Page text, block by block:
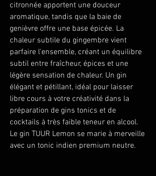
citronnée apportent une douceur
aromatique, tandis que la baie de
genièvre offre une base épicée. La
chaleur subtile du gingembre vient
parfaire l'ensemble, créant un équilibre
subtil entre fraîcheur, épices et une
légère sensation de chaleur. Un gin
élégant et pétillant, idéal pour laisser
libre cours à votre créativité dans la
préparation de gins tonics et de
cocktails à très faible teneur en alcool.
Le gin TUUR Lemon se marie à merveille
avec un tonic indien premium neutre.